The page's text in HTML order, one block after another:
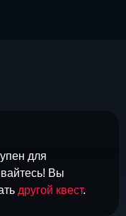
для
Вы
другой квест.